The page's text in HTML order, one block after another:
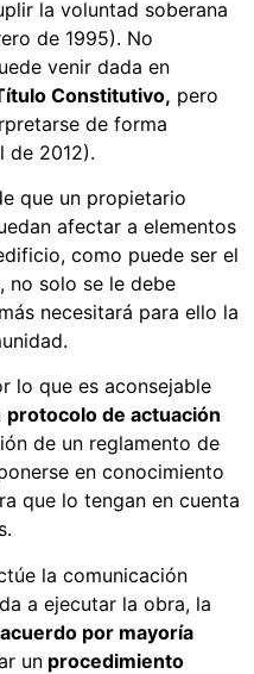
la voluntad soberana
de 1995). No
venir dada en
Constitutivo, pero
de forma
de 2012).
que un propietario
afectar a elementos
como puede ser el
no solo se le debe
necesitará para ello la
lo que es aconsejable
protocolo de actuación
de un reglamento de
en conocimiento
que lo tengan en cuenta
la comunicación
a ejecutar la obra, la
por mayoría
un procedimiento